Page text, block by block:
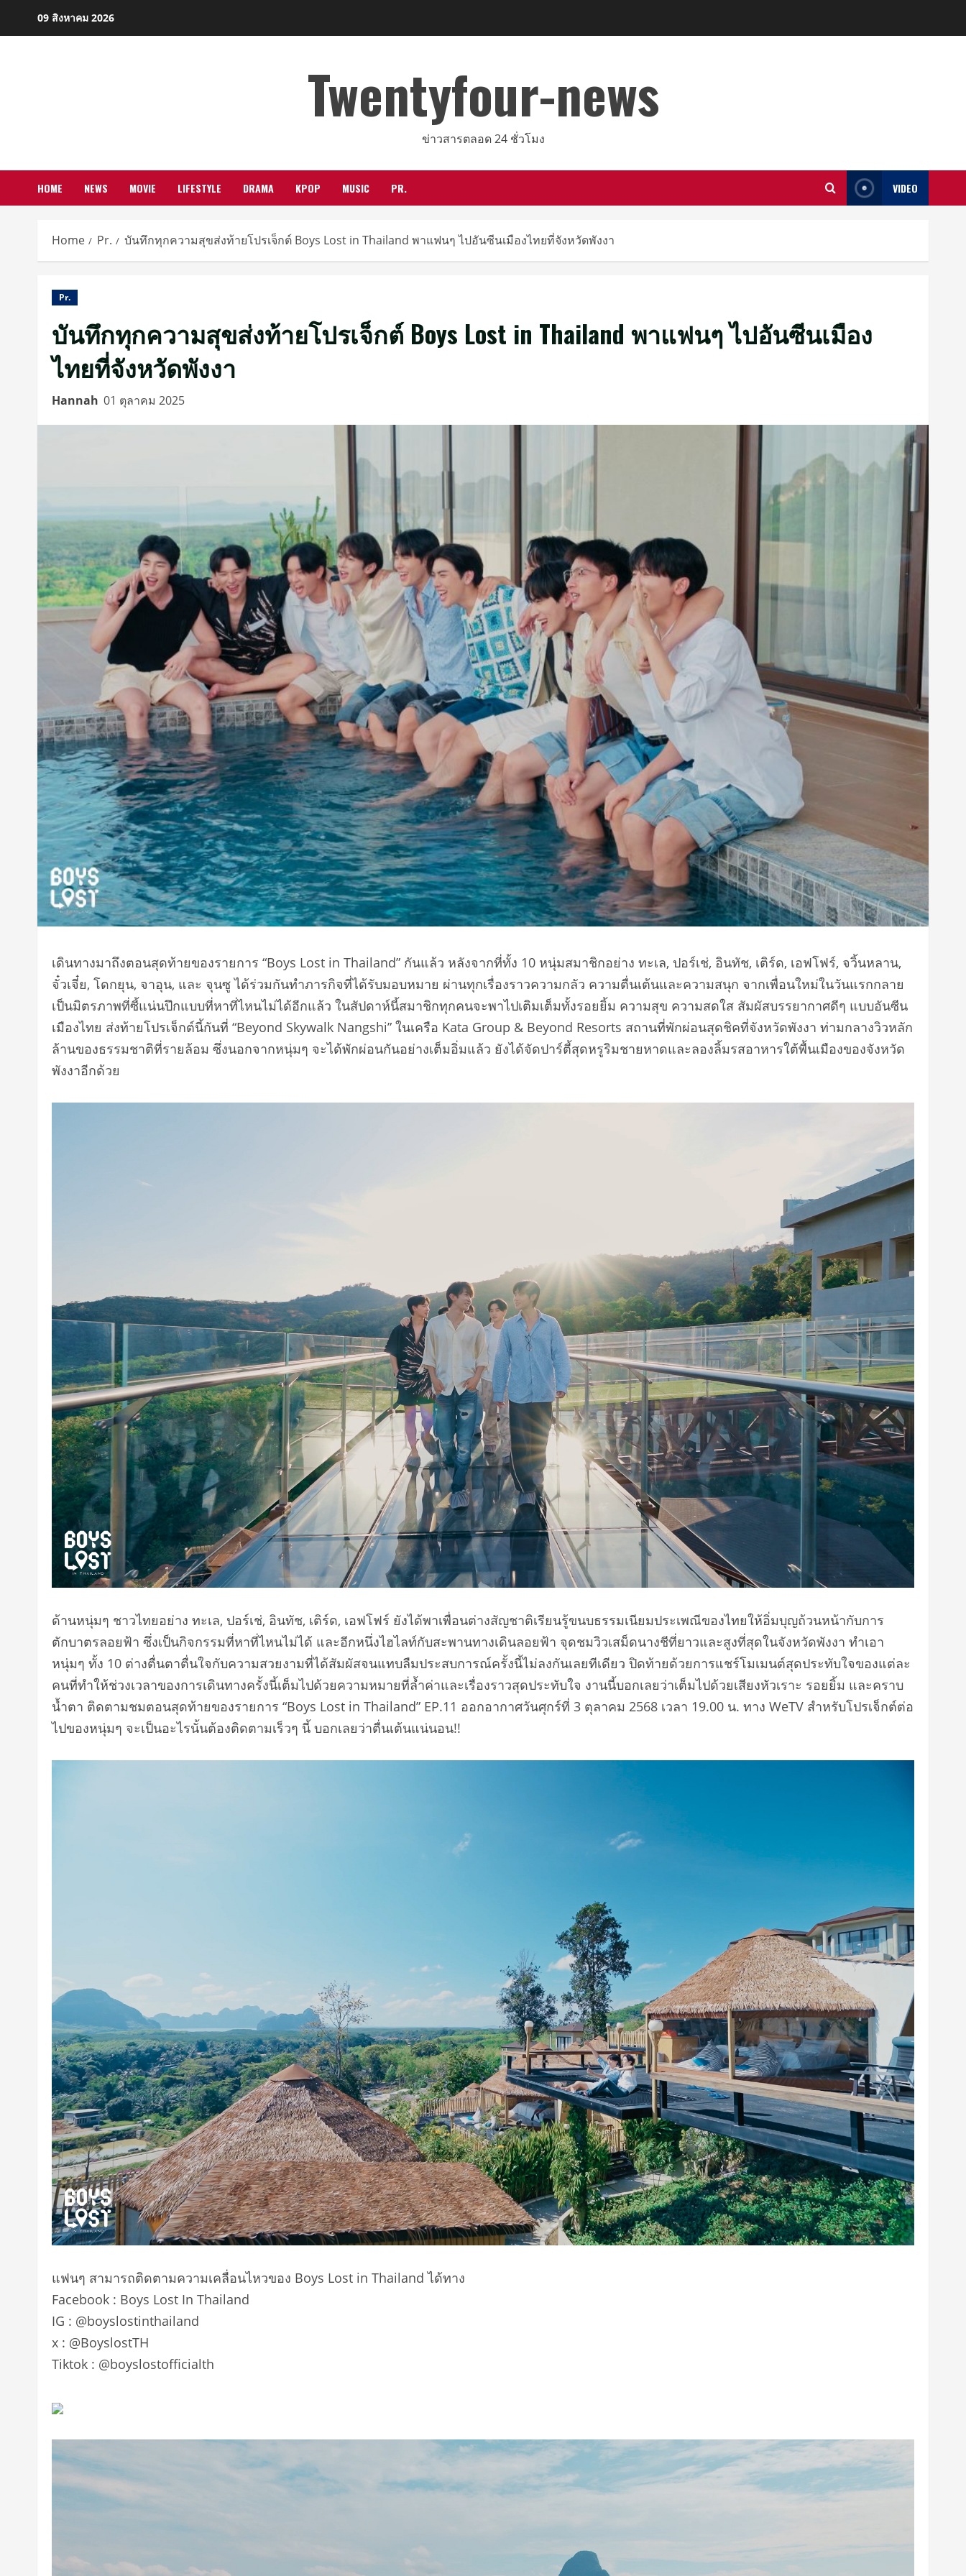
09 สิงหาคม 2026
Twentyfour-news
ข่าวสารตลอด 24 ชั่วโมง
HOME NEWS MOVIE LIFESTYLE DRAMA KPOP MUSIC PR. VIDEO
Home Pr. บันทึกทุกความสุขส่งท้ายโปรเจ็กต์ Boys Lost in Thailand พาแฟนๆ ไปอันซีนเมืองไทยที่จังหวัดพังงา
Pr.
บันทึกทุกความสุขส่งท้ายโปรเจ็กต์ Boys Lost in Thailand พาแฟนๆ ไปอันซีนเมือง
ไทยที่จังหวัดพังงา
Hannah 01 ตุลาคม 2025
เดินทางมาถึงตอนสุดท้ายของรายการ “Boys Lost in Thailand” กันแล้ว หลังจากที่ทั้ง 10 หนุ่มสมาชิกอย่าง ทะเล, ปอร์เช่, อินทัช, เติร์ด, เอฟโฟร์, จวิ้นหลาน,
จั๋วเจี๋ย, โดกยุน, จาอุน, และ จุนซู ได้ร่วมกันทำภารกิจที่ได้รับมอบหมาย ผ่านทุกเรื่องราวความกลัว ความตื่นเต้นและความสนุก จากเพื่อนใหม่ในวันแรกกลาย
เป็นมิตรภาพที่ซี้แน่นปึกแบบที่หาที่ไหนไม่ได้อีกแล้ว ในสัปดาห์นี้สมาชิกทุกคนจะพาไปเติมเต็มทั้งรอยยิ้ม ความสุข ความสดใส สัมผัสบรรยากาศดีๆ แบบอันซีน
เมืองไทย ส่งท้ายโปรเจ็กต์นี้กันที่ “Beyond Skywalk Nangshi” ในเครือ Kata Group & Beyond Resorts สถานที่พักผ่อนสุดชิคที่จังหวัดพังงา ท่ามกลางวิวหลัก
ล้านของธรรมชาติที่รายล้อม ซึ่งนอกจากหนุ่มๆ จะได้พักผ่อนกันอย่างเต็มอิ่มแล้ว ยังได้จัดปาร์ตี้สุดหรูริมชายหาดและลองลิ้มรสอาหารใต้พื้นเมืองของจังหวัด
พังงาอีกด้วย
ด้านหนุ่มๆ ชาวไทยอย่าง ทะเล, ปอร์เช่, อินทัช, เติร์ด, เอฟโฟร์ ยังได้พาเพื่อนต่างสัญชาติเรียนรู้ขนบธรรมเนียมประเพณีของไทยให้อิ่มบุญถ้วนหน้ากับการ
ตักบาตรลอยฟ้า ซึ่งเป็นกิจกรรมที่หาที่ไหนไม่ได้ และอีกหนึ่งไฮไลท์กับสะพานทางเดินลอยฟ้า จุดชมวิวเสม็ดนางชีที่ยาวและสูงที่สุดในจังหวัดพังงา ทำเอา
หนุ่มๆ ทั้ง 10 ต่างตื่นตาตื่นใจกับความสวยงามที่ได้สัมผัสจนแทบลืมประสบการณ์ครั้งนี้ไม่ลงกันเลยทีเดียว ปิดท้ายด้วยการแชร์โมเมนต์สุดประทับใจของแต่ละ
คนที่ทำให้ช่วงเวลาของการเดินทางครั้งนี้เต็มไปด้วยความหมายที่ล้ำค่าและเรื่องราวสุดประทับใจ งานนี้บอกเลยว่าเต็มไปด้วยเสียงหัวเราะ รอยยิ้ม และคราบ
น้ำตา ติดตามชมตอนสุดท้ายของรายการ “Boys Lost in Thailand” EP.11 ออกอากาศวันศุกร์ที่ 3 ตุลาคม 2568 เวลา 19.00 น. ทาง WeTV สำหรับโปรเจ็กต์ต่อ
ไปของหนุ่มๆ จะเป็นอะไรนั้นต้องติดตามเร็วๆ นี้ บอกเลยว่าตื่นเต้นแน่นอน!!
แฟนๆ สามารถติดตามความเคลื่อนไหวของ Boys Lost in Thailand ได้ทาง
Facebook : Boys Lost In Thailand
IG : @boyslostinthailand
x : @BoyslostTH
Tiktok : @boyslostofficialth